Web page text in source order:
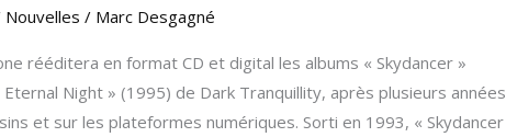
Nouvelles / Marc Desgagné
rééditera en format CD et digital les albums « Skydancer »
Night » (1995) de Dark Tranquillity, après plusieurs années
et sur les plateformes numériques. Sorti en 1993, « Skydancer